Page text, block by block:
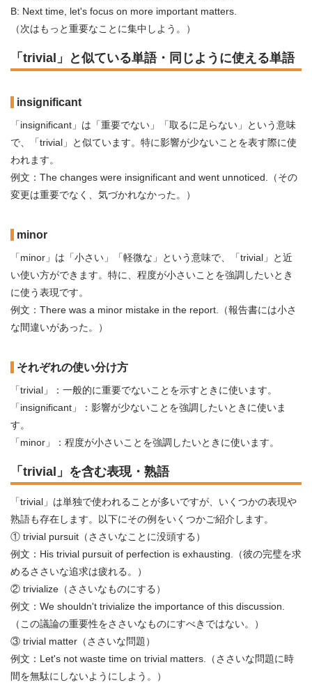
B: Next time, let's focus on more important matters.
（次はもっと重要なことに集中しよう。）
「trivial」と似ている単語・同じように使える単語
insignificant
「insignificant」は「重要でない」「取るに足らない」という意味
で、「trivial」と似ています。特に影響が少ないことを表す際に使
われます。
例文：The changes were insignificant and went unnoticed.（その
変更は重要でなく、気づかれなかった。）
minor
「minor」は「小さい」「軽微な」という意味で、「trivial」と近
い使い方ができます。特に、程度が小さいことを強調したいとき
に使う表現です。
例文：There was a minor mistake in the report.（報告書には小さ
な間違いがあった。）
それぞれの使い分け方
「trivial」：一般的に重要でないことを示すときに使います。
「insignificant」：影響が少ないことを強調したいときに使いま
す。
「minor」：程度が小さいことを強調したいときに使います。
「trivial」を含む表現・熟語
「trivial」は単独で使われることが多いですが、いくつかの表現や
熟語も存在します。以下にその例をいくつかご紹介します。
① trivial pursuit（ささいなことに没頭する）
例文：His trivial pursuit of perfection is exhausting.（彼の完璧を求
めるささいな追求は疲れる。）
② trivialize（ささいなものにする）
例文：We shouldn't trivialize the importance of this discussion.
（この議論の重要性をささいなものにすべきではない。）
③ trivial matter（ささいな問題）
例文：Let's not waste time on trivial matters.（ささいな問題に時
間を無駄にしないようにしよう。）